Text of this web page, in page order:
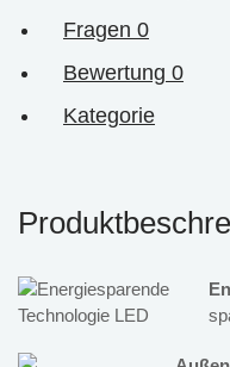
Fragen 0
Bewertung 0
Kategorie